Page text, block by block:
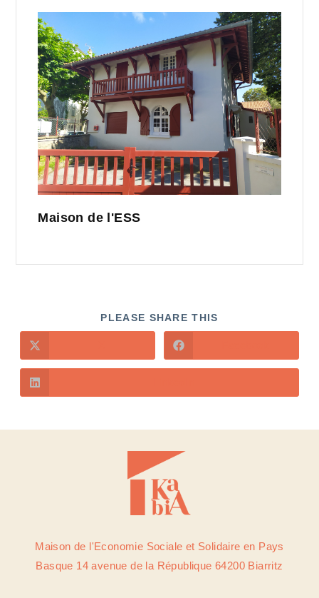
Maison de l'ESS
PLEASE SHARE THIS
Maison de l'Economie Sociale et Solidaire en Pays
Basque 14 avenue de la République 64200 Biarritz